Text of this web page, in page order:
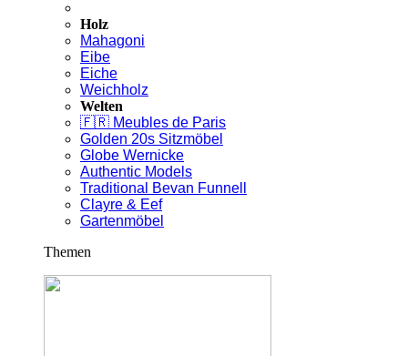
Holz
Mahagoni
Eibe
Eiche
Weichholz
Welten
🇫🇷 Meubles de Paris
Golden 20s Sitzmöbel
Globe Wernicke
Authentic Models
Traditional Bevan Funnell
Clayre & Eef
Gartenmöbel
Themen